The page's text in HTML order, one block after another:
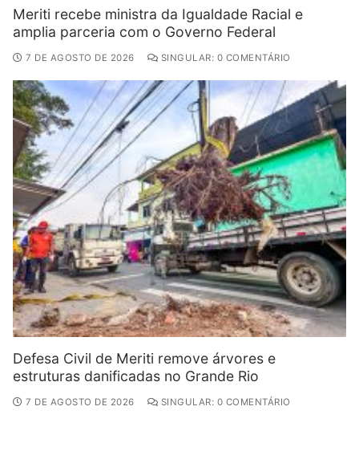
Meriti recebe ministra da Igualdade Racial e
amplia parceria com o Governo Federal
7 DE AGOSTO DE 2026 SINGULAR: 0 COMENTÁRIO
Defesa Civil de Meriti remove árvores e
estruturas danificadas no Grande Rio
7 DE AGOSTO DE 2026 SINGULAR: 0 COMENTÁRIO